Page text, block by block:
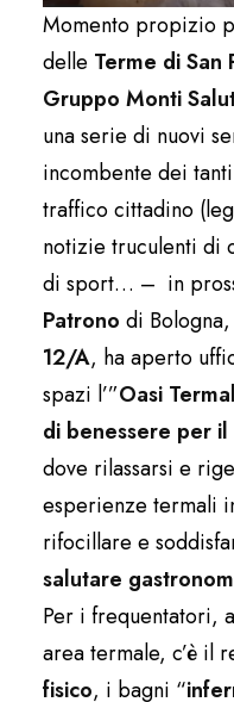
Momento propizio
delle Terme di San
Gruppo Monti
una serie di nuovi
incombente dei
traffico cittadino
notizie truculenti di
di sport… – in
Patrono di
12/A, ha aperto
spazi l’”Oasi
di benessere per
dove rilassarsi e
esperienze termali
rifocillare e
salutare
Per i frequentatori,
area termale, c’è il
fisico, i bagni “